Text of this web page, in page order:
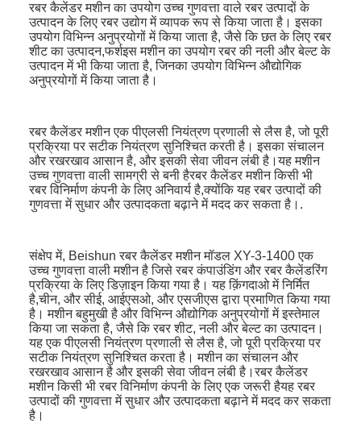
रबर कैलेंडर मशीन का उपयोग उच्च गुणवत्ता वाले रबर उत्पादों के
उत्पादन के लिए रबर उद्योग में व्यापक रूप से किया जाता है। इसका
उपयोग विभिन्न अनुप्रयोगों में किया जाता है, जैसे कि छत के लिए रबर
शीट का उत्पादन,फर्शइस मशीन का उपयोग रबर की नली और बेल्ट के
उत्पादन में भी किया जाता है, जिनका उपयोग विभिन्न औद्योगिक
अनुप्रयोगों में किया जाता है।
रबर कैलेंडर मशीन एक पीएलसी नियंत्रण प्रणाली से लैस है, जो पूरी
प्रक्रिया पर सटीक नियंत्रण सुनिश्चित करती है। इसका संचालन
और रखरखाव आसान है, और इसकी सेवा जीवन लंबी है।यह मशीन
उच्च गुणवत्ता वाली सामग्री से बनी हैरबर कैलेंडर मशीन किसी भी
रबर विनिर्माण कंपनी के लिए अनिवार्य है,क्योंकि यह रबर उत्पादों की
गुणवत्ता में सुधार और उत्पादकता बढ़ाने में मदद कर सकता है।.
संक्षेप में, Beishun रबर कैलेंडर मशीन मॉडल XY-3-1400 एक
उच्च गुणवत्ता वाली मशीन है जिसे रबर कंपाउंडिंग और रबर कैलेंडरिंग
प्रक्रिया के लिए डिज़ाइन किया गया है। यह क़िंगदाओ में निर्मित
है,चीन, और सीई, आईएसओ, और एसजीएस द्वारा प्रमाणित किया गया
है। मशीन बहुमुखी है और विभिन्न औद्योगिक अनुप्रयोगों में इस्तेमाल
किया जा सकता है, जैसे कि रबर शीट, नली और बेल्ट का उत्पादन।
यह एक पीएलसी नियंत्रण प्रणाली से लैस है, जो पूरी प्रक्रिया पर
सटीक नियंत्रण सुनिश्चित करता है। मशीन का संचालन और
रखरखाव आसान है और इसकी सेवा जीवन लंबी है।रबर कैलेंडर
मशीन किसी भी रबर विनिर्माण कंपनी के लिए एक जरूरी हैयह रबर
उत्पादों की गुणवत्ता में सुधार और उत्पादकता बढ़ाने में मदद कर सकता
है।